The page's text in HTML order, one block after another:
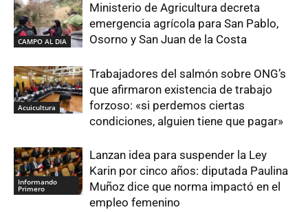
CAMPO AL DIA
Ministerio de Agricultura decreta
emergencia agrícola para San Pablo,
Osorno y San Juan de la Costa
Acuicultura
Trabajadores del salmón sobre ONG’s
que afirmaron existencia de trabajo
forzoso: «si perdemos ciertas
condiciones, alguien tiene que pagar»
Informando
Primero
Lanzan idea para suspender la Ley
Karin por cinco años: diputada Paulina
Muñoz dice que norma impactó en el
empleo femenino